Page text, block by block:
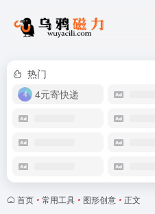
热门
4元寄快递
首页 • 常用工具 • 图形创意 • 正文